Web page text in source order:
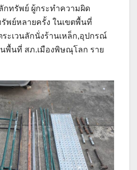
กทรัพย์ ผู้กระทำความผิด
พย์หลายครั้ง ในเขตพื้นที่
ะเวนลักนั่งร้านเหล็ก,อุปกรณ์
นพื้นที่ สภ.เมืองพิษณุโลก ราย